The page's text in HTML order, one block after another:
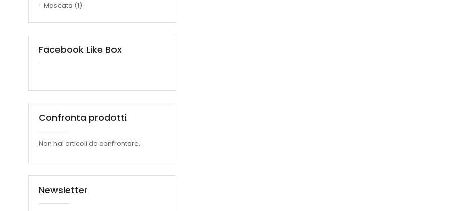
Moscato (1)
Facebook Like Box
Confronta prodotti
Non hai articoli da confrontare.
Newsletter